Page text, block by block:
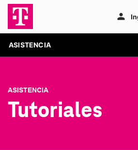
ASISTENCIA
ASISTENCIA
Tutoriales